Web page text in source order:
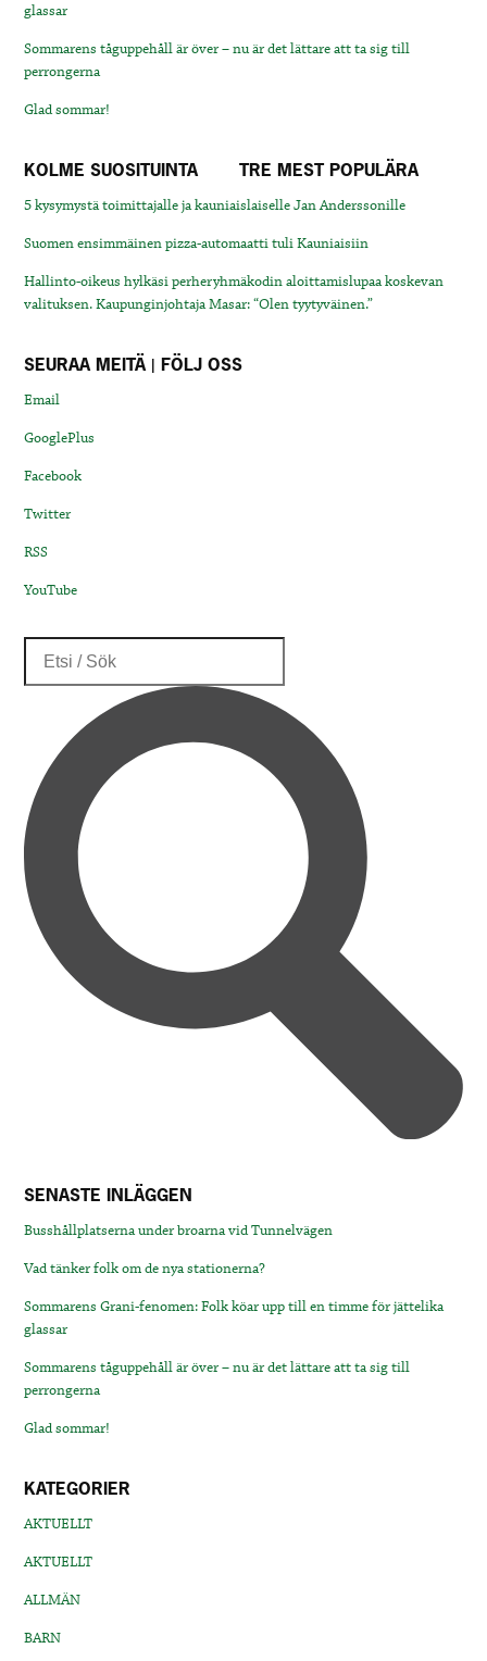
glassar
Sommarens tåguppehåll är över – nu är det lättare att ta sig till
perrongerna
Glad sommar!
KOLME SUOSITUINTA TRE MEST POPULÄRA
5 kysymystä toimittajalle ja kauniaislaiselle Jan Anderssonille
Suomen ensimmäinen pizza-automaatti tuli Kauniaisiin
Hallinto-oikeus hylkäsi perheryhmäkodin aloittamislupaa koskevan
valituksen. Kaupunginjohtaja Masar: “Olen tyytyväinen.”
SEURAA MEITÄ | FÖLJ OSS
Email
GooglePlus
Facebook
Twitter
RSS
YouTube
SENASTE INLÄGGEN
Busshållplatserna under broarna vid Tunnelvägen
Vad tänker folk om de nya stationerna?
Sommarens Grani-fenomen: Folk köar upp till en timme för jättelika
glassar
Sommarens tåguppehåll är över – nu är det lättare att ta sig till
perrongerna
Glad sommar!
KATEGORIER
AKTUELLT
AKTUELLT
ALLMÄN
BARN